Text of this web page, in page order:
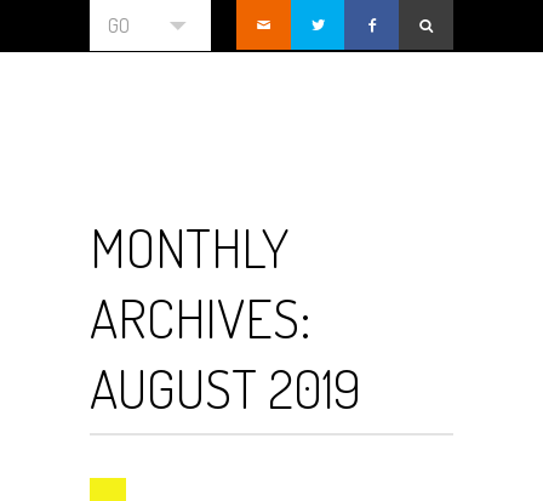
GO
MONTHLY
ARCHIVES:
AUGUST 2019